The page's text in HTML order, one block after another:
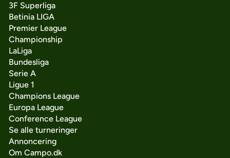
3F Superliga
Betinia LIGA
Premier League
Championship
LaLiga
Bundesliga
Serie A
Ligue 1
Champions League
Europa League
Conference League
Se alle turneringer
Annoncering
Om Campo.dk